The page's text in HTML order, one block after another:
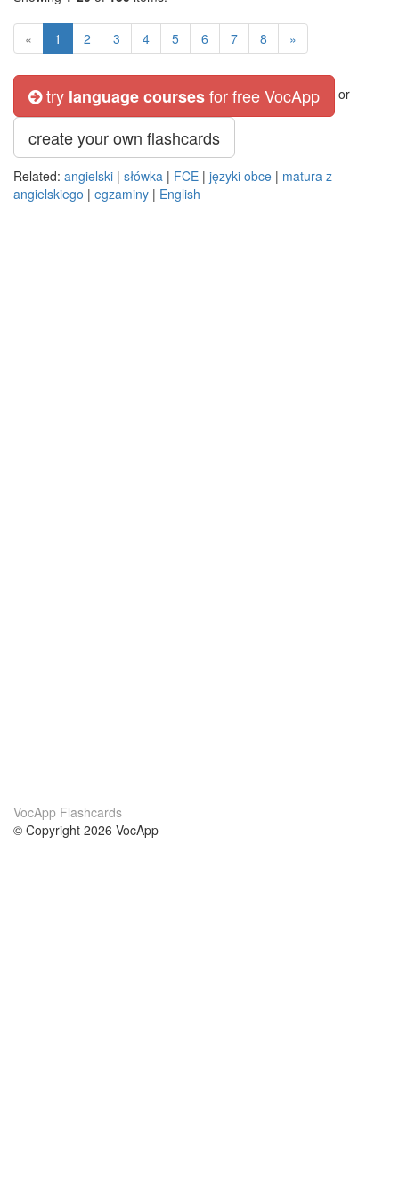
« 1 2 3 4 5 6 7 8 »
try language coursesfor free VocApp or
create your own flashcards
Related: angielski | słówka | FCE | języki obce | matura z
angielskiego | egzaminy | English
VocApp Flashcards
© Copyright 2026 VocApp